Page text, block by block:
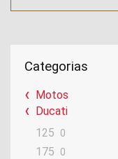
Categorias
Motos
Ducati
125
0
175 0